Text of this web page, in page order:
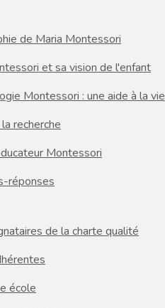
de Maria Montessori
et sa vision de l'enfant
Montessori : une aide à la vie
recherche
Montessori
réponses
de la charte qualité
école